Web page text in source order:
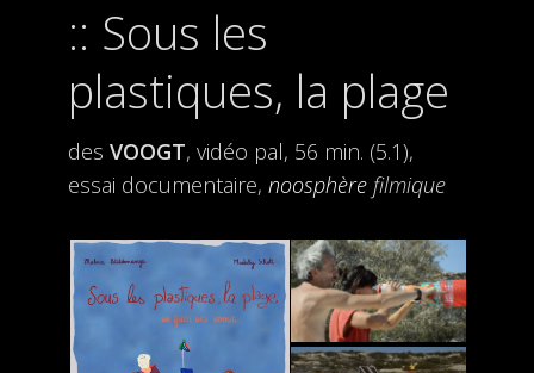
Sous les
plastiques, la plage
des VOOGT, vidéo pal, 56 min. (5.1),
essai documentaire, noosphèrefilmique